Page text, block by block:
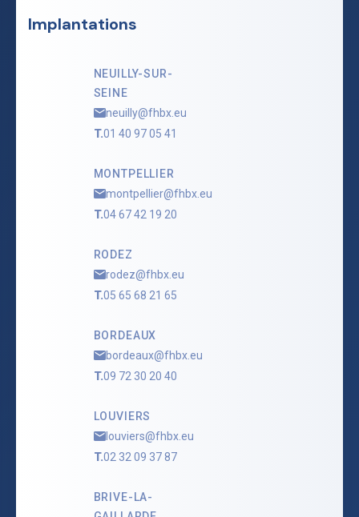
Implantations
NEUILLY-SUR-
SEINE
neuilly@fhbx.eu
T.01 40 97 05 41
MONTPELLIER
montpellier@fhbx.eu
T.04 67 42 19 20
RODEZ
rodez@fhbx.eu
T.05 65 68 21 65
BORDEAUX
bordeaux@fhbx.eu
T.09 72 30 20 40
LOUVIERS
louviers@fhbx.eu
T.02 32 09 37 87
BRIVE-LA-